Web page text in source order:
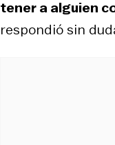
tener a alguien
respondió sin